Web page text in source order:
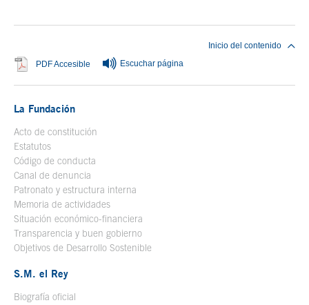
PDF Accesible Se abre en ventana nueva
Escuchar página
Inicio del contenido
La Fundación
Acto de constitución
Estatutos
Código de conducta
Canal de denuncia
Patronato y estructura interna
Memoria de actividades
Situación económico-financiera
Transparencia y buen gobierno
Objetivos de Desarrollo Sostenible
S.M. el Rey
Biografía oficial